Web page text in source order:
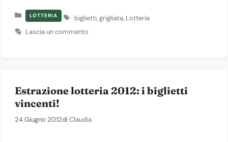
Categorie
LOTTERIA Tag
biglietti,grigliata, Lotteria
Lascia un commento
Estrazione lotteria 2012: i biglietti
vincenti!
24 Giugno 2012diClaudia